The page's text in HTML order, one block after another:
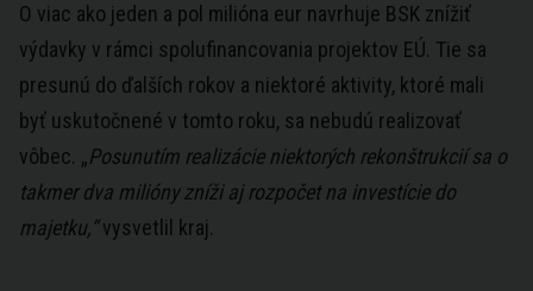
O viac ako jeden a pol milióna eur navrhuje BSK znížiť
výdavky v rámci spolufinancovania projektov EÚ. Tie sa
presunú do ďalších rokov a niektoré aktivity, ktoré mali
byť uskutočnené v tomto roku, sa nebudú realizovať
vôbec. „Posunutím realizácie niektorých rekonštrukcií sa o
takmer dva milióny zníži aj rozpočet na investície do
majetku,“vysvetlil kraj.